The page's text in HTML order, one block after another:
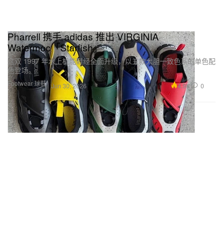
Footwear 球鞋
Pharrell 携手 adidas 推出 VIRGINIA
Watermoc「Starfish」
这双 1997 年水上机能鞋经全面升级，以五款大胆一致色系的单色配
色登场。
Jun 30, 2026 4.9K 0